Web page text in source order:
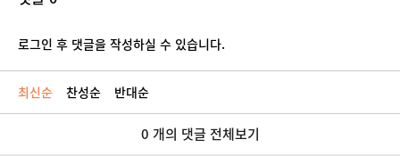
로그인 후 댓글을 작성하실 수 있습니다.
최신순 찬성순 반대순
0 개의 댓글 전체보기